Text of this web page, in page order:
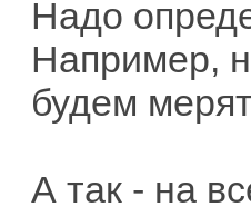
Надо
Например,
будем
А так - на